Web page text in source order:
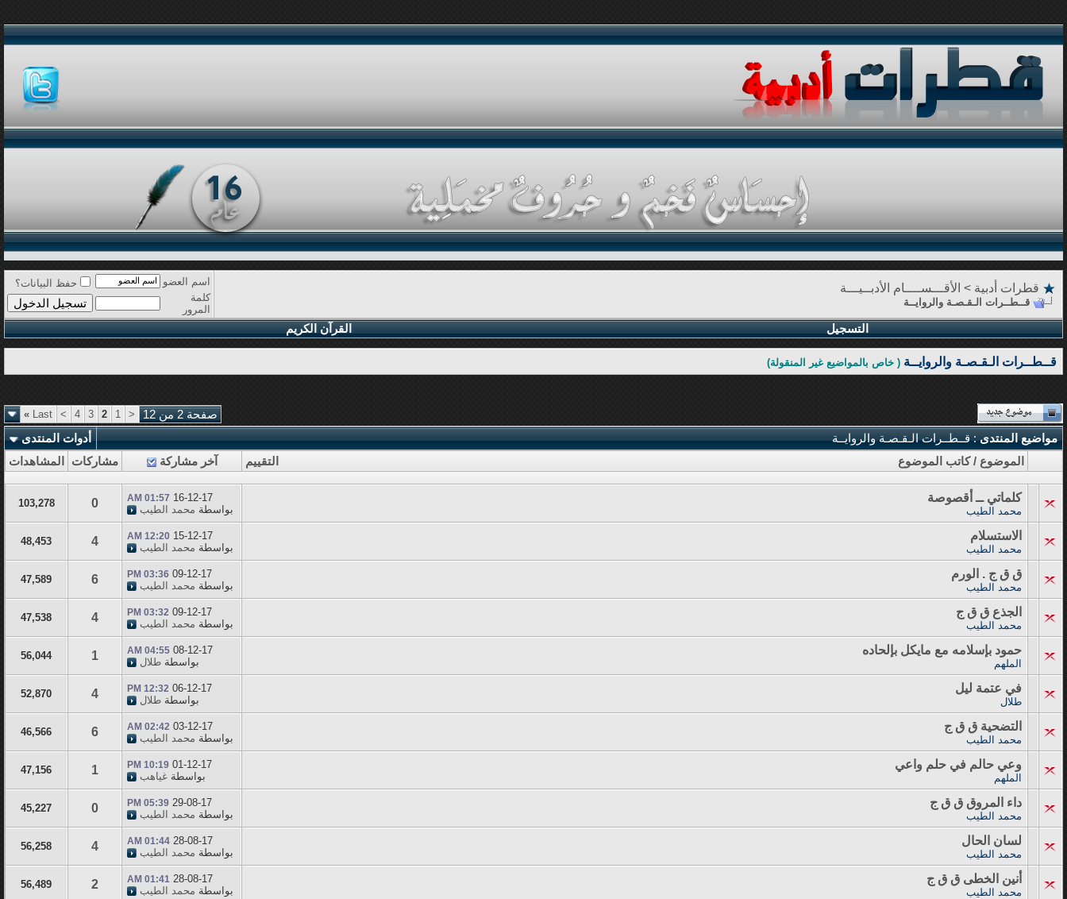
قطرات أدبية > الأقـــســــام الأدبــيـــة
قــطــرات الـقـصـة والروايــة
اسم العضو
حفظ البيانات؟
كلمة
المرور
التسجيل القرآن الكريم
قــطــرات الـقـصـة والروايــة ( خاص بالمواضيع غير المنقولة)
صفحة 2 من 12 <
1
2
3
4
>
Last
»
مواضيع المنتدى: قــطــرات الـقـصـة والروايــة
أدوات المنتدى
التقييم
الموضوع /كاتب الموضوع آخر مشاركة مشاركات المشاهدات
كلماتي ــ أقصوصة
محمد الطيب
16-12-17
01:57 AM
بواسطة محمد الطيب 0
103,278
الاستسلام
محمد الطيب
15-12-17
12:20 AM
بواسطة محمد الطيب 4
48,453
ق ق ج . الورم
محمد الطيب
09-12-17
03:36 PM
بواسطة محمد الطيب 6
47,589
الجذع ق ق ج
محمد الطيب
09-12-17
03:32 PM
بواسطة محمد الطيب 4
47,538
حمود بإسلامه مع مايكل بإلحاده
الملهم
08-12-17
04:55 AM
بواسطة طلال 1
56,044
في عتمة ليل
طلال
06-12-17
12:32 PM
بواسطة طلال 4
52,870
التضحية ق ق ج
محمد الطيب
03-12-17
02:42 AM
بواسطة محمد الطيب 6
46,566
وعي حالم في حلم واعي
الملهم
01-12-17
10:19 PM
بواسطة غياهب 1
47,156
داء المروق ق ق ج
محمد الطيب
29-08-17
05:39 PM
بواسطة محمد الطيب 0
45,227
لسان الحال
محمد الطيب
28-08-17
01:44 AM
بواسطة محمد الطيب 4
56,258
أنين الخطى ق ق ج
محمد الطيب
28-08-17
01:41 AM
بواسطة محمد الطيب 2
56,489